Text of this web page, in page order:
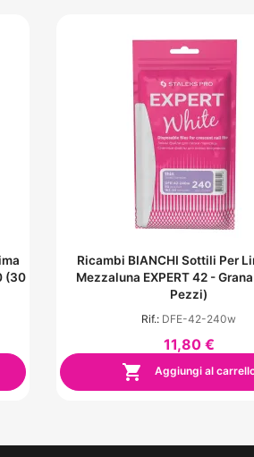
(30
Ricambi BIANCHI Sottili Per
Mezzaluna EXPERT 42 -
Pezzi)
Rif.: DFE-42-240w
11,80 €
 Aggiungi al